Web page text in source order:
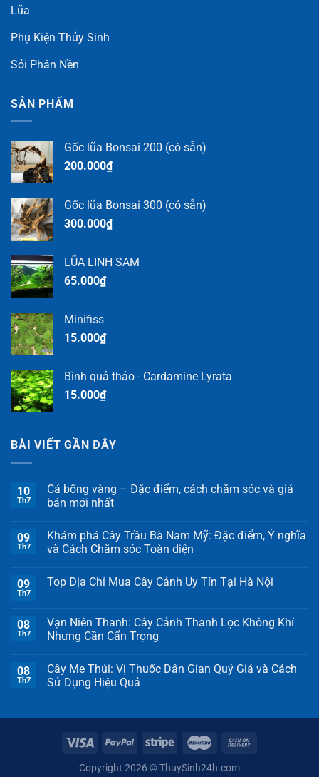
Lũa
Phụ Kiện Thủy Sinh
Sỏi Phân Nền
SẢN PHẨM
Gốc lũa Bonsai 200 (có sẵn)
200.000₫
Gốc lũa Bonsai 300 (có sẵn)
300.000₫
LŨA LINH SAM
65.000₫
Minifiss
15.000₫
Bình quả thảo - Cardamine Lyrata
15.000₫
BÀI VIẾT GẦN ĐÂY
10
Th7
Cá bống vàng – Đặc điểm, cách chăm sóc và giá
bán mới nhất
09
Th7
Khám phá Cây Trầu Bà Nam Mỹ: Đặc điểm, Ý nghĩa
và Cách Chăm sóc Toàn diện
09
Th7
Top Địa Chỉ Mua Cây Cảnh Uy Tín Tại Hà Nội
08
Th7
Vạn Niên Thanh: Cây Cảnh Thanh Lọc Không Khí
Nhưng Cần Cẩn Trọng
08
Th7
Cây Me Thúi: Vị Thuốc Dân Gian Quý Giá và Cách
Sử Dụng Hiệu Quả
Copyright 2026 ©ThuySinh24h.com